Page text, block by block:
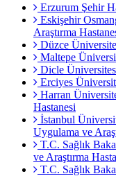
Erzurum Şehir
Eskişehir
Araştırma
Düzce
Maltepe
Dicle
Erciyes
Harran
Hastanesi
İstanbul
Uygulama ve
T.C. Sağlık
ve Araştırma
T.C. Sağlık